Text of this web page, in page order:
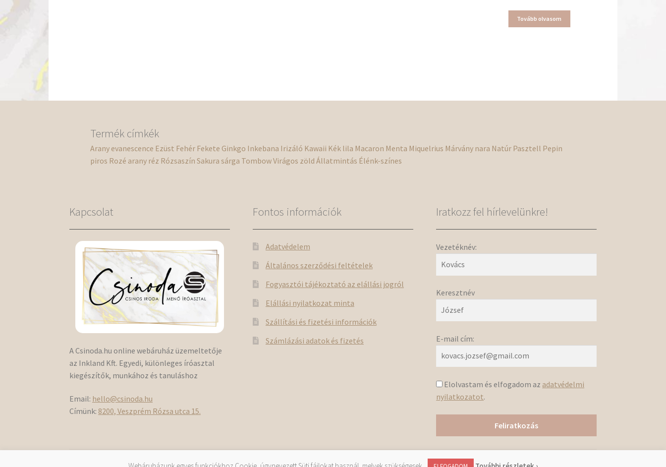
Tovább olvasom
Termék címkék
Arany evanescence Ezüst Fehér Fekete Ginkgo Inkebana Irizáló Kawaii Kék lila Macaron Menta Miquelrius Márvány nara Natúr Pasztell Pepin
piros Rozé arany réz Rózsaszín Sakura sárga TombowVirágos zöld Állatmintás Élénk-színes
Kapcsolat
A Csinoda.hu online webáruház üzemeltetője
az Inkland Kft. Egyedi, különleges íróasztal
kiegészítők, munkához és tanuláshoz
Email: hello@csinoda.hu
Címünk: 8200, Veszprém Rózsa utca 15.
Fontos információk
Adatvédelem
Általános szerződési feltételek
Fogyasztói tájékoztató az elállási jogról
Elállási nyilatkozat minta
Szállítási és fizetési információk
Számlázási adatok és fizetés
Iratkozz fel hírlevelünkre!
Vezetéknév:
Keresztnév
E-mail cím:
Elolvastam és elfogadom az adatvédelmi
nyilatkozatot.
Minden jog fenntartva © Csinoda.hu 2026 | Webáruház készítés és üzemeltetés:RotiSoft.hu